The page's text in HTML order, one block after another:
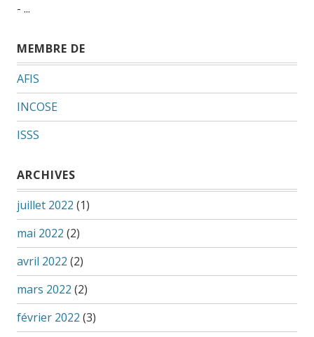
- ...
MEMBRE DE
AFIS
INCOSE
ISSS
ARCHIVES
juillet 2022 (1)
mai 2022 (2)
avril 2022 (2)
mars 2022 (2)
février 2022 (3)